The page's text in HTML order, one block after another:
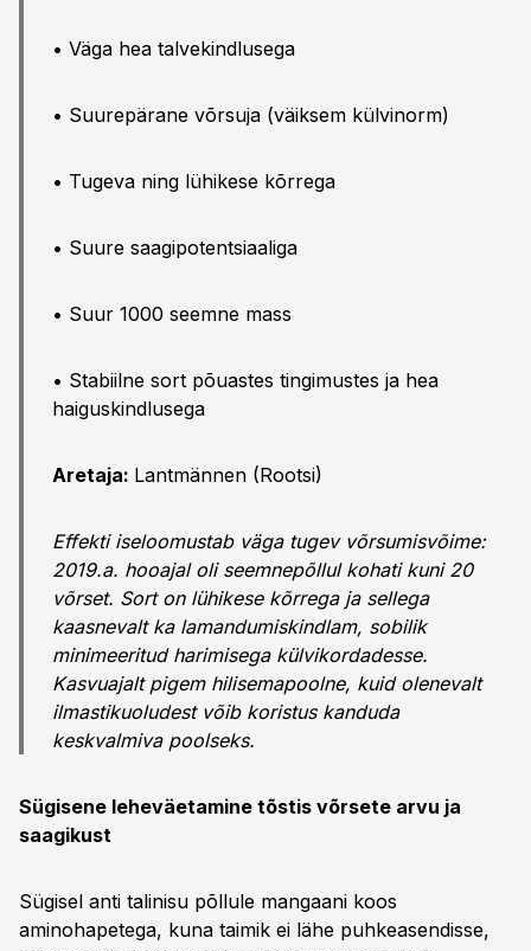
• Väga hea talvekindlusega
• Suurepärane võrsuja (väiksem külvinorm)
• Tugeva ning lühikese kõrrega
• Suure saagipotentsiaaliga
• Suur 1000 seemne mass
• Stabiilne sort põuastes tingimustes ja hea
haiguskindlusega
Aretaja: Lantmännen (Rootsi)
Effekti iseloomustab väga tugev võrsumisvõime:
2019.a. hooajal oli seemnepõllul kohati kuni 20
võrset. Sort on lühikese kõrrega ja sellega
kaasnevalt ka lamandumiskindlam, sobilik
minimeeritud harimisega külvikordadesse.
Kasvuajalt pigem hilisemapoolne, kuid olenevalt
ilmastikuoludest võib koristus kanduda
keskvalmiva poolseks.
Sügisene leheväetamine tõstis võrsete arvu ja
saagikust
Sügisel anti talinisu põllule mangaani koos
aminohapetega, kuna taimik ei lähe puhkeasendisse,